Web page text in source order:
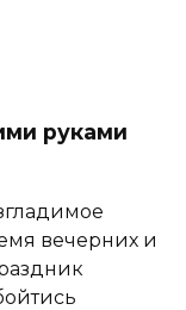
руками
вечерних и